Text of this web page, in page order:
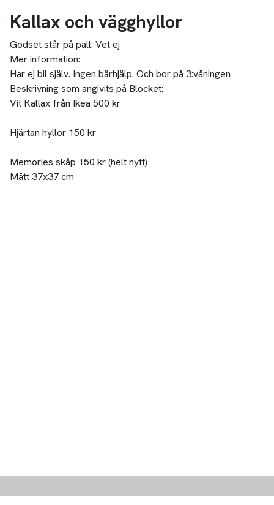
Kallax och vägghyllor
Godset står på pall: Vet ej
Mer information:
Har ej bil själv. Ingen bärhjälp. Och bor på 3:våningen
Beskrivning som angivits på Blocket:
Vit Kallax från Ikea 500 kr
Hjärtan hyllor 150 kr
Memories skåp 150 kr (helt nytt)
Mått 37x37 cm